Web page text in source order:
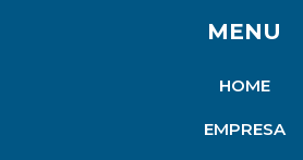
MENU
HOME
EMPRESA